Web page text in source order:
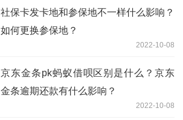
社保卡发卡地和参保地不一样什么影响？
如何更换参保地？
2022-10-08
京东金条pk蚂蚁借呗区别是什么？京东
金条逾期还款有什么影响？
2022-10-08